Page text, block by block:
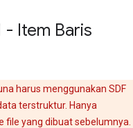
- Item Baris
harus menggunakan SDF
terstruktur. Hanya
file yang dibuat sebelumnya.